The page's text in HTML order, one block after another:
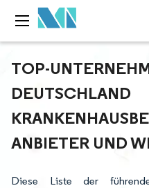
TOP-
DEUTSCHLAND
ANBIETER UND
Diese Liste der